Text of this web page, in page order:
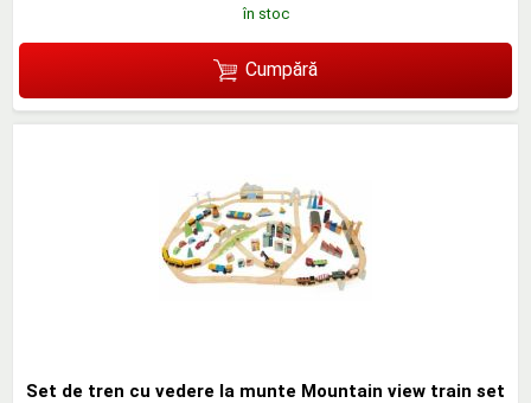
în stoc
Cumpără
Set de tren cu vedere la munte Mountain view train set